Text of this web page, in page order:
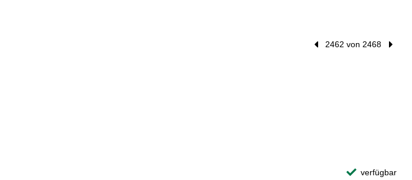
Vorheriger Treffer
2462 von 2468
verfügbar